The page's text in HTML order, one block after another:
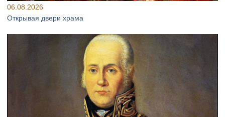
06.08.2026
Открывая двери храма